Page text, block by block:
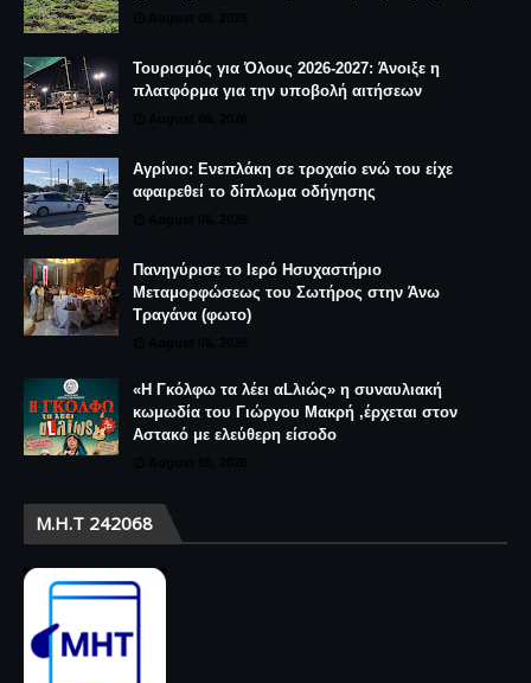
Τουρισμός για Όλους 2026-2027: Άνοιξε η
πλατφόρμα για την υποβολή αιτήσεων
Αγρίνιο: Ενεπλάκη σε τροχαίο ενώ του είχε
αφαιρεθεί το δίπλωμα οδήγησης
Πανηγύρισε το Ιερό Ησυχαστήριο
Μεταμορφώσεως του Σωτήρος στην Άνω
Τραγάνα (φωτο)
«Η Γκόλφω τα λέει αLλιώς» η συναυλιακή
κωμωδία του Γιώργου Μακρή ,έρχεται στον
Αστακό με ελεύθερη είσοδο
Μ.Η.Τ 242068